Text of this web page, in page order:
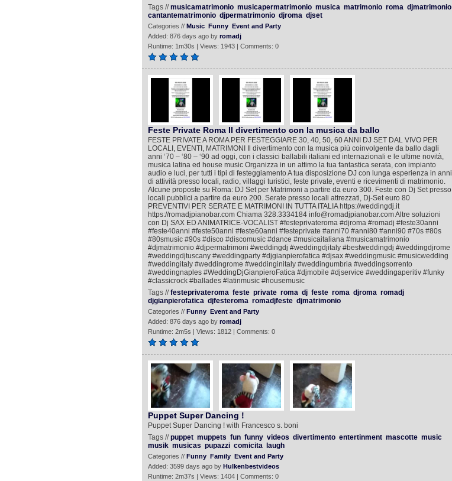
Tags //musicamatrimonio musicapermatrimonio musica matrimonio roma djmatrimonio
cantantematrimonio djpermatrimonio djroma djset
Categories // Music Funny Event and Party
Added: 876 days ago by romadj
Runtime: 1m30s | Views: 1943 | Comments: 0
Feste Private Roma Il divertimento con la musica da ballo
FESTE PRIVATE A ROMA PER FESTEGGIARE 30, 40, 50, 60 ANNI DJ SET DAL VIVO PER
LOCALI, EVENTI, MATRIMONI Il divertimento con la musica più coinvolgente da ballo dagli
anni ‘70 – ‘80 – ‘90 ad oggi, con i classici ballabili italiani ed internazionali e le ultime novità,
musica latina ed house music Organizza in un attimo la tua fantastica serata, con impianto
audio e luci, per tutti i tipi di festeggiamento A tua disposizione DJ con lunga esperienza in anni
di attività presso locali, radio, villaggi turistici, feste private, eventi e ricevimenti di matrimonio.
Alcune proposte su Roma: DJ Set per Matrimoni a partire da euro 300. Feste con Dj Set presso
locali pubblici a partire da euro 200. Serate presso locali attrezzati, Dj-Set euro 80
PREVENTIVI PER SERATE E MATRIMONI IN TUTTA ITALIA https://weddingdj.it
https://romadjpianobar.com Chiama 328.3334184 info@romadjpianobar.com Altre soluzioni
con Dj SAX ED ANIMATRICE-VOCALIST #festeprivateroma #djroma #romadj #feste30anni
#feste40anni #feste50anni #feste60anni #festeprivate #anni70 #anni80 #anni90 #70s #80s
#80smusic #90s #disco #discomusic #dance #musicaitaliana #musicamatrimonio
#djmatrimonio #djpermatrimoni #weddingdj #weddingdjitaly #bestweddingdj #weddingdjrome
#weddingdjtuscany #weddingparty #djgianpierofatica #djsax #weddingmusic #musicwedding
#weddingitaly #weddingrome #weddinginitaly #weddingumbria #weddingsorrento
#weddingnaples #WeddingDjGianpieroFatica #djmobile #djservice #weddingaperitiv #funky
#classicrock #ballades #latinmusic #housemusic
Tags //festeprivateroma feste private roma dj feste roma djroma romadj
djgianpierofatica djfesteroma romadjfeste djmatrimonio
Categories // Funny Event and Party
Added: 876 days ago by romadj
Runtime: 2m5s | Views: 1812 | Comments: 0
Puppet Super Dancing !
Puppet Super Dancing ! with Francesco s. boni
Tags //puppet muppets fun funny videos divertimento entertinment mascotte music
musik musicas pupazzi comicita laugh
Categories // Funny Family Event and Party
Added: 3599 days ago by Hulkenbestvideos
Runtime: 2m37s | Views: 1404 | Comments: 0